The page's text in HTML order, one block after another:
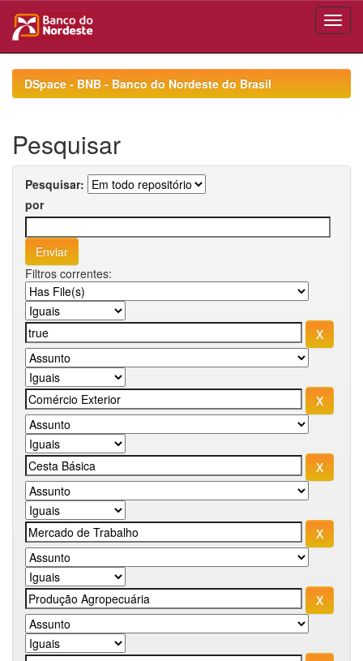
navigationDSpace - BNB - Banco do Nordeste do Brasil
Pesquisar
Pesquisar:
por
Filtros correntes: